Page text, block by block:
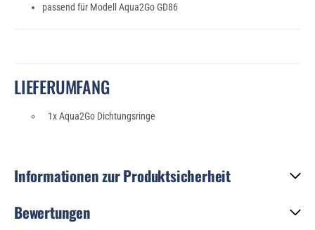
passend für Modell Aqua2Go GD86
LIEFERUMFANG
1x Aqua2Go Dichtungsringe
Informationen zur Produktsicherheit
Bewertungen